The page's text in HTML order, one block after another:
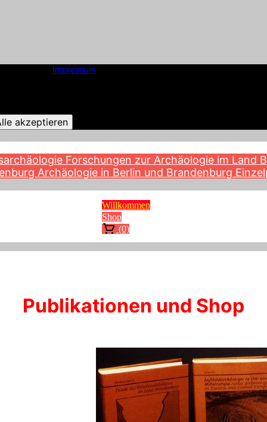
Impressum
akzeptieren
Forschungen zur Archäologie im Land
Archäologie in Berlin und Brandenburg
Willkommen
Shop
(0)
Publikationen und Shop